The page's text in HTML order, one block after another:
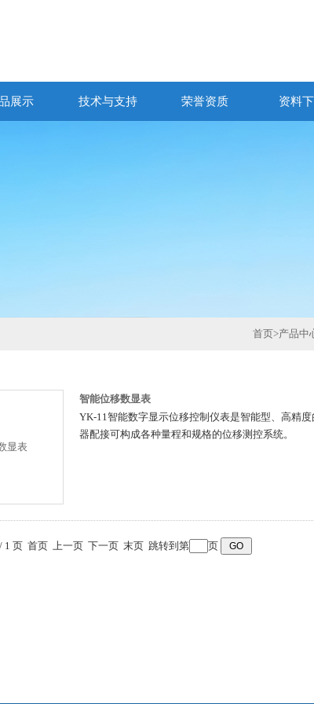
展示 技术与支持 荣誉资质 资料
首页>产品中
智能位移数显表
YK-11智能数字显示位移控制仪表是智能型、高精
器配接可构成各种量程和规格的位移测控系统。
1 页 首页 上一页 下一页 末页 跳转到第 页